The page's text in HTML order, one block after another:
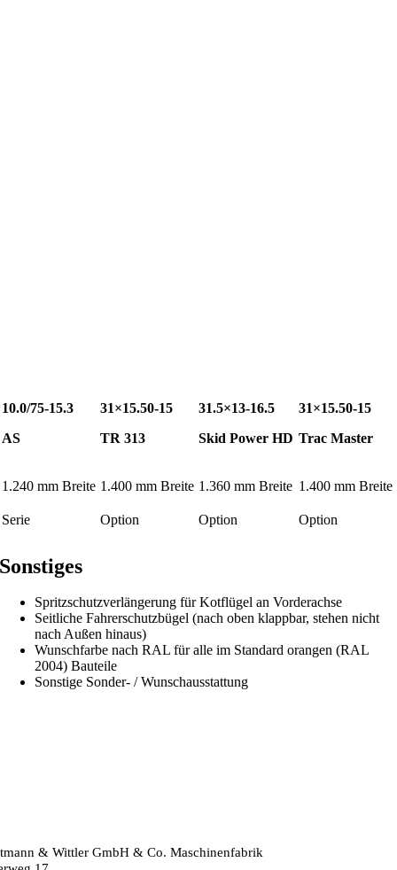
10.0/75-15.3
AS
31×15.50-15
TR 313
31.5×13-16.5
Skid Power HD
31×15.50-15
Trac Master
1.240 mm Breite 1.400 mm Breite 1.360 mm Breite 1.400 mm Breite
Serie Option Option Option
Sonstiges
Spritzschutzverlängerung für Kotflügel an Vorderachse
Seitliche Fahrerschutzbügel (nach oben klappbar, stehen nicht
nach Außen hinaus)
Wunschfarbe nach RAL für alle im Standard orangen (RAL
2004) Bauteile
Sonstige Sonder- / Wunschausstattung
& Wittler GmbH & Co. Maschinenfabrik